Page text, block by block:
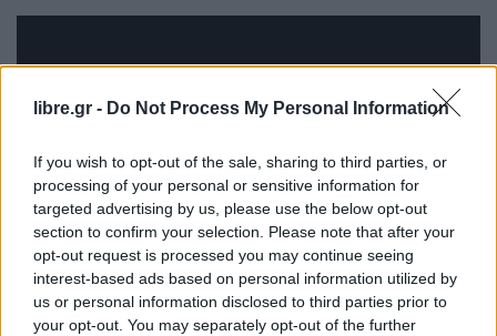
libre.gr - Do Not Process My Personal Information
If you wish to opt-out of the sale, sharing to third parties, or
processing of your personal or sensitive information for
targeted advertising by us, please use the below opt-out
section to confirm your selection. Please note that after your
opt-out request is processed you may continue seeing
interest-based ads based on personal information utilized by
us or personal information disclosed to third parties prior to
your opt-out. You may separately opt-out of the further
ΑΛΗΘΕΙΑ 6
Το νομοσχέδιο αυτό ωφελεί τους εκπαιδευτικούς,
δίνοντας ευκαιρίες πρόσθετης απασχόλησης με